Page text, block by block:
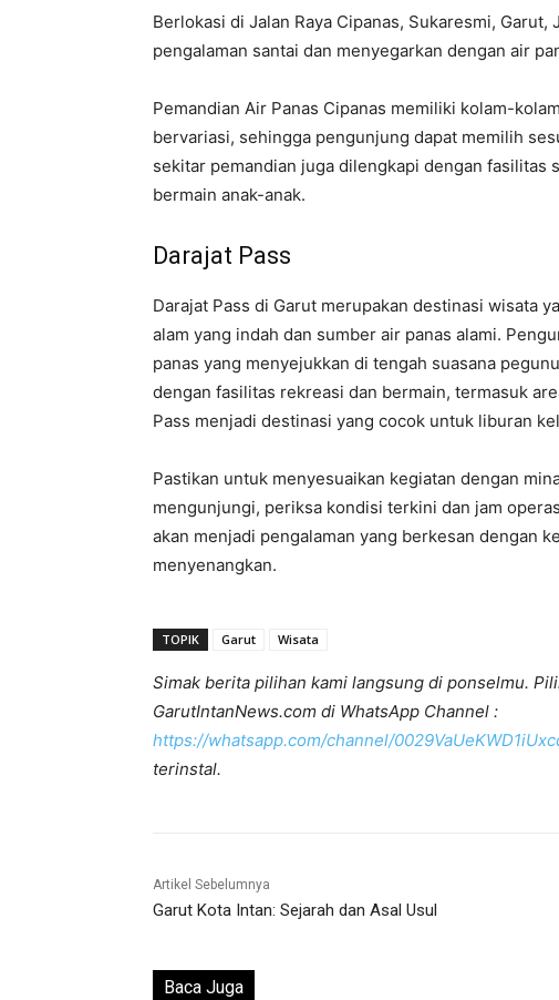
Berlokasi di Jalan Raya Cipanas, Sukaresmi,
pengalaman santai dan menyegarkan dengan air
Pemandian Air Panas Cipanas memiliki kolam-
bervariasi, sehingga pengunjung dapat memilih
sekitar pemandian juga dilengkapi dengan
bermain anak-anak.
Darajat Pass
Darajat Pass di Garut merupakan destinasi wisata
alam yang indah dan sumber air panas alami.
panas yang menyejukkan di tengah suasana
dengan fasilitas rekreasi dan bermain, termasuk
Pass menjadi destinasi yang cocok untuk liburan
Pastikan untuk menyesuaikan kegiatan dengan
mengunjungi, periksa kondisi terkini dan jam
akan menjadi pengalaman yang berkesan dengan
menyenangkan.
TOPIK Garut Wisata
Simak berita pilihan kami langsung di ponselmu.
GarutIntanNews.com di WhatsApp Channel :
https://whatsapp.com/channel/
terinstal.
Artikel Sebelumnya
Garut Kota Intan: Sejarah dan Asal Usul
Baca Juga